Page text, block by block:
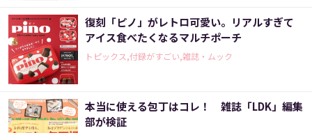
復刻「ピノ」がレトロ可愛い。リアルすぎて
アイス食べたくなるマルチポーチ
トピックス,付録がすごい,雑誌・ムック
本当に使える包丁はコレ！ 雑誌「LDK」編集
部が検証